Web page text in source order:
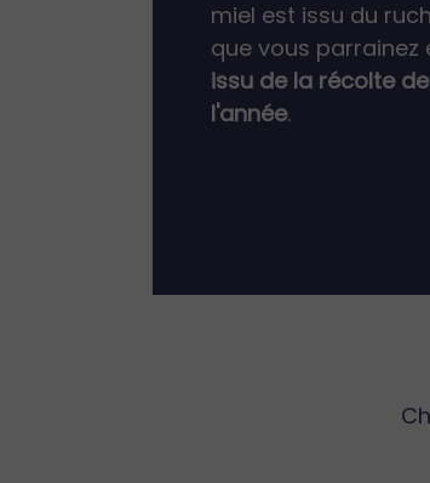
miel est issu du
que vous parrainez
issu de la récolte de
l'année.